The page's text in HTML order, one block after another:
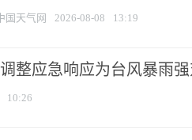
国天气网 2026-08-08 13:19
整应急响应为台风暴雨
10:26